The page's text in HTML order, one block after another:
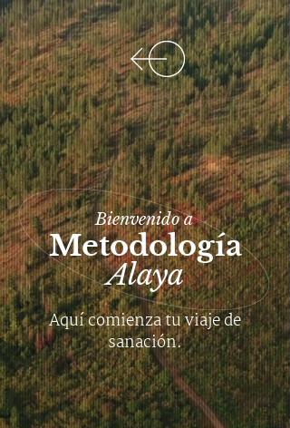
Bienvenido a
Metodología
Alaya
Aquí comienza tu viaje de
sanación.